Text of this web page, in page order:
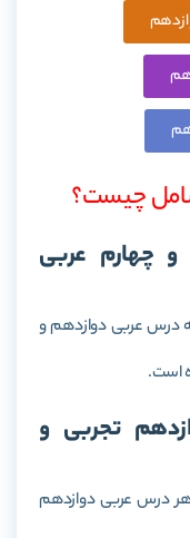
چیست؟
چهارم عربی
درس عربی دوازدهم و
است.
تجربی و
درس عربی دوازدهم